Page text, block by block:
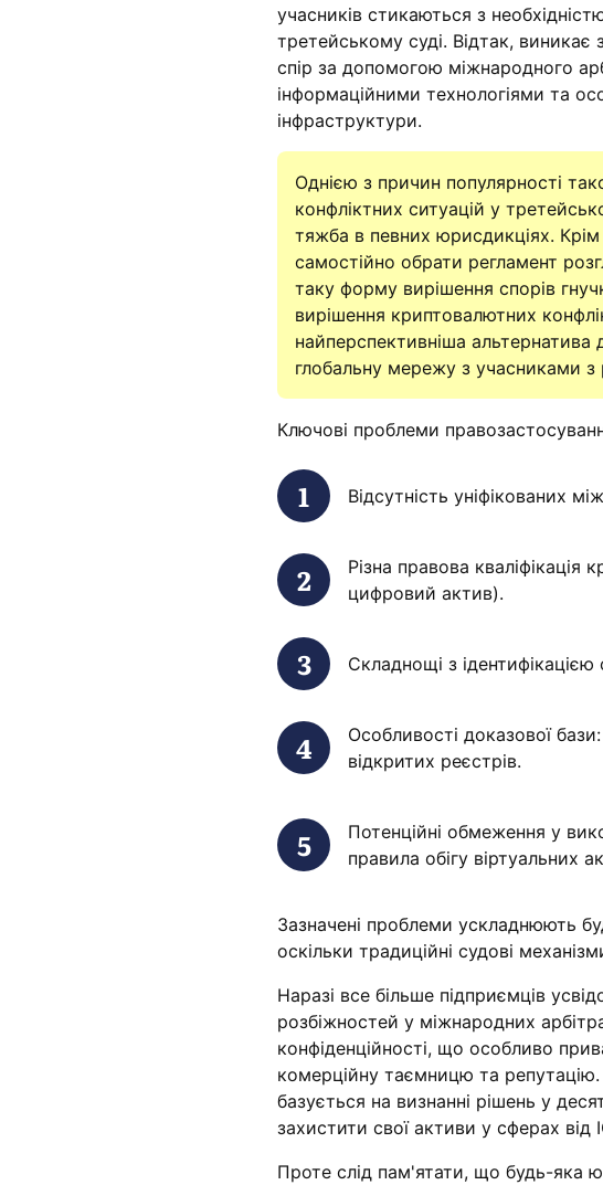
учасників стикаються з
третейському суді. Відтак,
спір за допомогою міжнародного
інформаційними технологіями та
інфраструктури.
Однією з причин популярності
конфліктних ситуацій у
тяжба в певних юрисдикціях. Крім
самостійно обрати регламент
таку форму вирішення спорів
вирішення криптовалютних
найперспективніша
глобальну мережу з учасниками з
Ключові проблеми
Відсутність уніфікованих
Різна правова кваліфікація
цифровий актив).
Складнощі з
Особливості доказової
відкритих реєстрів.
Потенційні обмеження у
правила обігу віртуальних
Зазначені проблеми ускладнюють
оскільки традиційні судові
Наразі все більше підприємців
розбіжностей у міжнародних
конфіденційності, що особливо
комерційну таємницю та
базується на визнанні рішень у
захистити свої активи у сферах від
Проте слід пам'ятати, що будь-яка